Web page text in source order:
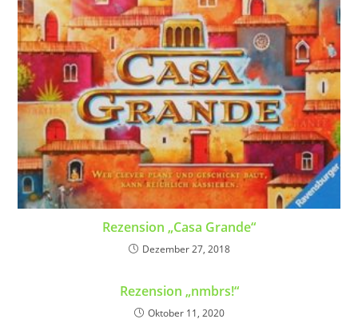
Rezension „Casa Grande“
Dezember 27, 2018
Rezension „nmbrs!“
Oktober 11, 2020